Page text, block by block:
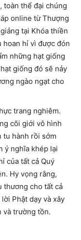
toàn thể đại chúng
online từ Thượng
tại Khóa thiền
hoan hỉ vì được đón
những hạt giống
giống đó sẽ nảy
ngào ngạt cho
trang nghiêm.
cõi giới vô hình
tu hành rồi sớm
ý nghĩa khép lại
của tất cả Quý
Hy vọng rằng,
thương cho tất cả
Phật dạy và xây
và trường tồn.